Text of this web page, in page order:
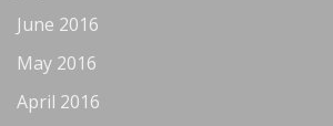
June 2016
May 2016
April 2016